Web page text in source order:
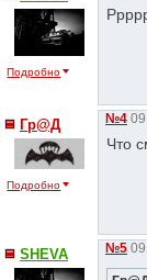
Подробно
Гр@Д
Подробно
№4
Что
SHEVA №5